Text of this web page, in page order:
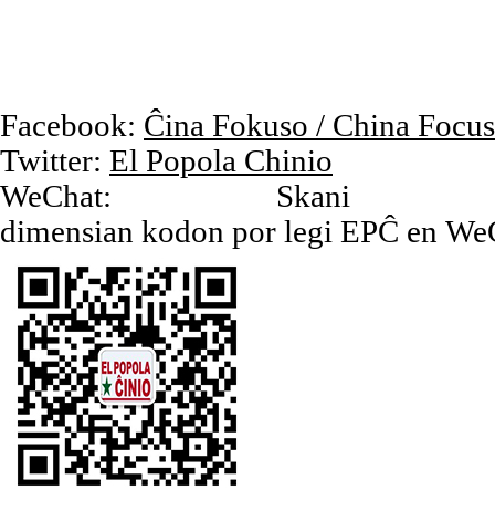
Facebook: Ĉina Fokuso / China
Twitter: El Popola Chinio
WeChat:
dimensian kodon por legi EPĈ en